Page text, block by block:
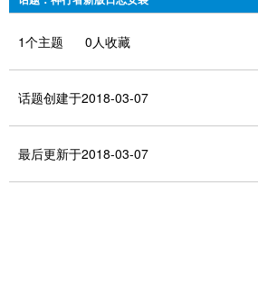
1个主题 0人收藏
话题创建于2018-03-07
最后更新于2018-03-07